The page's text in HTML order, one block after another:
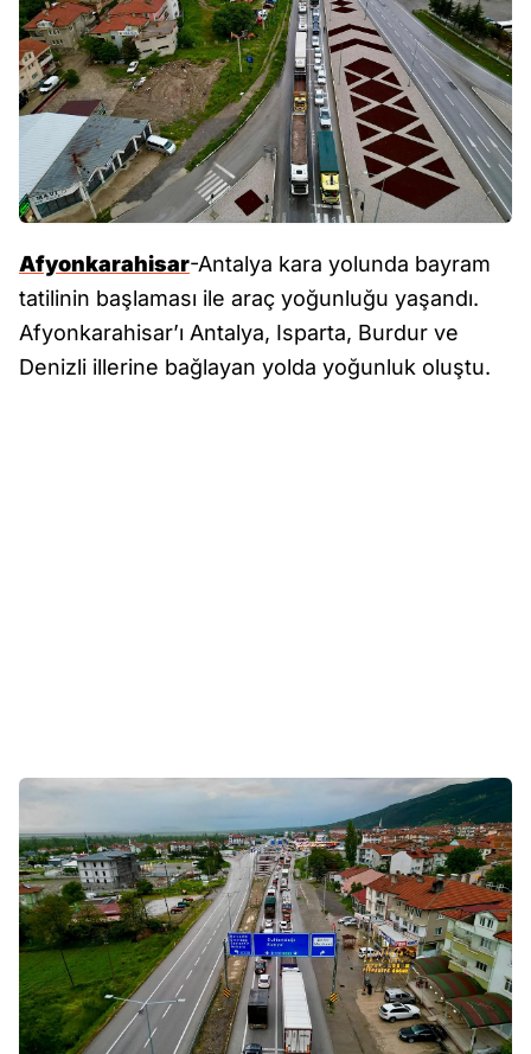
Afyonkarahisar-Antalya kara yolunda bayram
tatilinin başlaması ile araç yoğunluğu yaşandı.
Afyonkarahisar’ı Antalya, Isparta, Burdur ve
Denizli illerine bağlayan yolda yoğunluk oluştu.